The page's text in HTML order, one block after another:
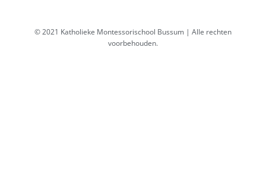
© 2021 Katholieke Montessorischool Bussum | Alle rechten
voorbehouden.